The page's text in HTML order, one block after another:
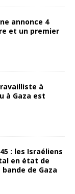
annonce 4
et un premier
à
à Gaza est
: les Israéliens
en état de
de Gaza